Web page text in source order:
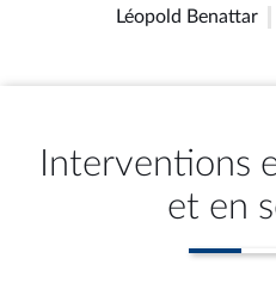
Léopold Benattar
Interventions
et en